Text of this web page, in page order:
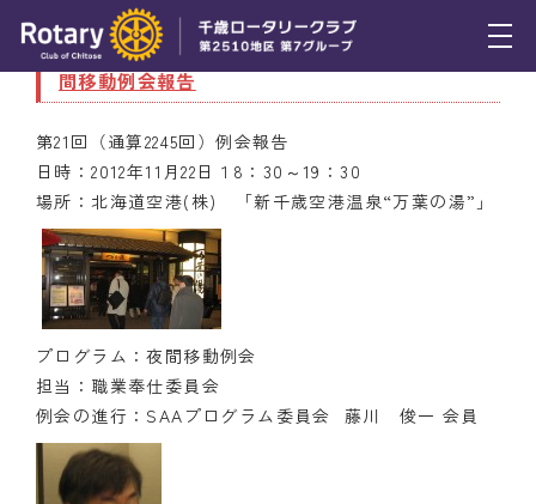
トピックス
例会報告
活動報告
理事会報告
スケジュール
年間プログラム
木曜会
組織図
11月22日（木） 第２１回（通算２２４５回）夜
間移動例会報告
第21回（通算2245回）例会報告
日時：2012年11月22日１8：30～19：30
場所：北海道空港(株) 「新千歳空港温泉“万葉の湯”」
プログラム：夜間移動例会
担当：職業奉仕委員会
例会の進行：SAAプログラム委員会 藤川 俊一 会員